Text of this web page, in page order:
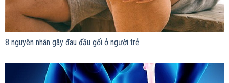
8 nguyên nhân gây đau đầu gối ở người trẻ